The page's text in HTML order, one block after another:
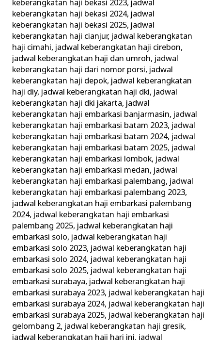
keberangkatan haji bekasi 2023, jadwal
keberangkatan haji bekasi 2024, jadwal
keberangkatan haji bekasi 2025, jadwal
keberangkatan haji cianjur, jadwal keberangkatan
haji cimahi, jadwal keberangkatan haji cirebon,
jadwal keberangkatan haji dan umroh, jadwal
keberangkatan haji dari nomor porsi, jadwal
keberangkatan haji depok, jadwal keberangkatan
haji diy, jadwal keberangkatan haji dki, jadwal
keberangkatan haji dki jakarta, jadwal
keberangkatan haji embarkasi banjarmasin, jadwal
keberangkatan haji embarkasi batam 2023, jadwal
keberangkatan haji embarkasi batam 2024, jadwal
keberangkatan haji embarkasi batam 2025, jadwal
keberangkatan haji embarkasi lombok, jadwal
keberangkatan haji embarkasi medan, jadwal
keberangkatan haji embarkasi palembang, jadwal
keberangkatan haji embarkasi palembang 2023,
jadwal keberangkatan haji embarkasi palembang
2024, jadwal keberangkatan haji embarkasi
palembang 2025, jadwal keberangkatan haji
embarkasi solo, jadwal keberangkatan haji
embarkasi solo 2023, jadwal keberangkatan haji
embarkasi solo 2024, jadwal keberangkatan haji
embarkasi solo 2025, jadwal keberangkatan haji
embarkasi surabaya, jadwal keberangkatan haji
embarkasi surabaya 2023, jadwal keberangkatan haji
embarkasi surabaya 2024, jadwal keberangkatan haji
embarkasi surabaya 2025, jadwal keberangkatan haji
gelombang 2, jadwal keberangkatan haji gresik,